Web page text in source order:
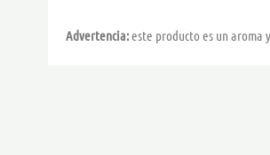
Advertencia:este producto es un aroma